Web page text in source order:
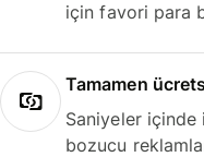
için favori para
Tamamen
Saniyeler
bozucu